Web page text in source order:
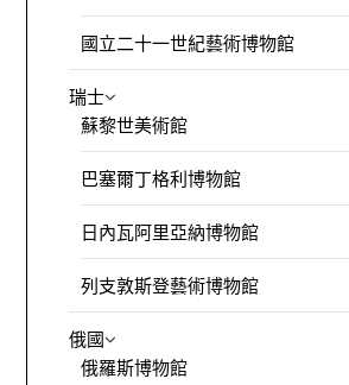
國立二十一世紀藝術博物館
瑞士
蘇黎世美術館
巴塞爾丁格利博物館
日內瓦阿里亞納博物館
列支敦斯登藝術博物館
俄國
俄羅斯博物館